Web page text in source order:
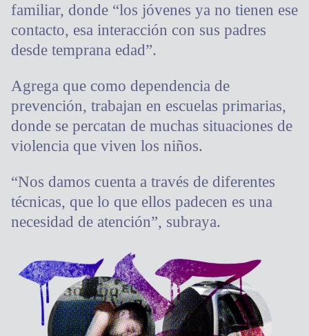
familiar, donde “los jóvenes ya no tienen ese
contacto, esa interacción con sus padres
desde temprana edad”.
Agrega que como dependencia de
prevención, trabajan en escuelas primarias,
donde se percatan de muchas situaciones de
violencia que viven los niños.
“Nos damos cuenta a través de diferentes
técnicas, que lo que ellos padecen es una
necesidad de atención”, subraya.